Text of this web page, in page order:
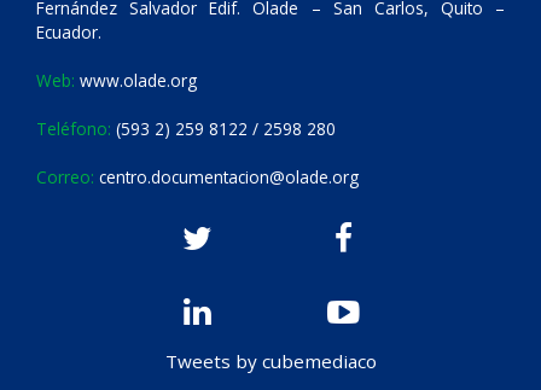
Fernández Salvador Edif. Olade – San Carlos, Quito –
Ecuador.
Web: www.olade.org
Teléfono: (593 2) 259 8122 / 2598 280
Correo: centro.documentacion@olade.org
Tweets by cubemediaco